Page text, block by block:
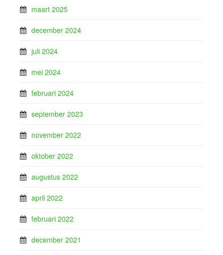
maart 2025
december 2024
juli 2024
mei 2024
februari 2024
september 2023
november 2022
oktober 2022
augustus 2022
april 2022
februari 2022
december 2021